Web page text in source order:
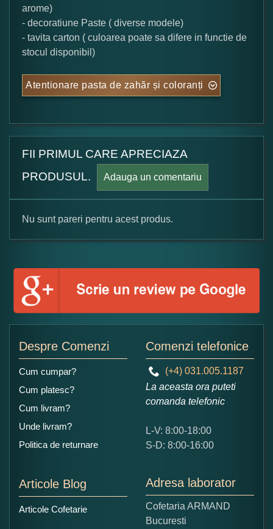
arome)
- decoratiune Paste ( diverse modele)
- tavita carton ( culoarea poate sa difere in functie de
stocul disponibil)
Atentionare pasta de zahăr și coloranți
FII PRIMUL CARE APRECIAZA
PRODUSUL.
Adauga un comentariu
Formular pareri client
Numele dumneavoastra:
Ce nota acordati acestui produs?
5
Copiati alaturi numarul din imagine:
Nu sunt pareri pentru acest produs.
Despre Comenzi
Cum cumpar?
Cum platesc?
Cum livram?
Unde livram?
Politica de returnare
Articole Blog
Articole Cofetarie
Comenzi telefonice
(+4) 031.005.1187
La aceasta ora puteti
comanda telefonic
L-V: 8:00-18:00
S-D: 8:00-16:00
Adresa laborator
Cofetaria ARMAND
Bucuresti